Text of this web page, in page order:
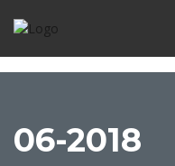
06-2018